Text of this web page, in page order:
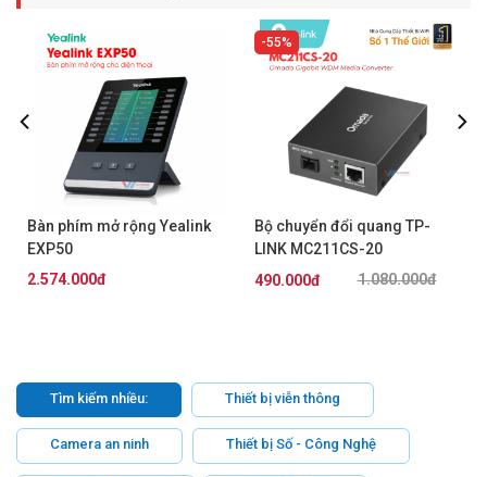
Bàn phím mở rộng Yealink
EXP50
2.574.000đ
55%
Bộ chuyển đổi quang TP-
LINK MC211CS-20
1.080.000đ
490.000đ
Tìm kiếm nhiều: Thiết bị viễn thông
Camera an ninh Thiết bị Số - Công Nghệ